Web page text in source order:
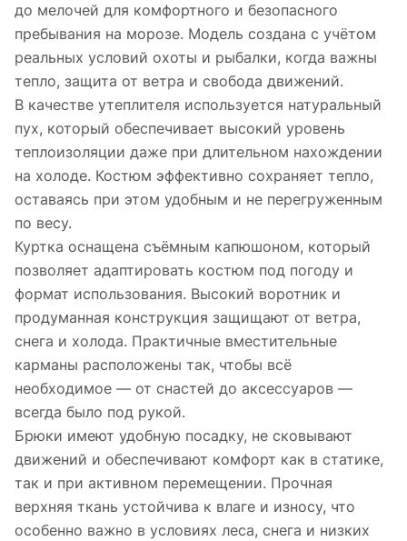
до мелочей для комфортного и безопасного
пребывания на морозе. Модель создана с учётом
реальных условий охоты и рыбалки, когда важны
тепло, защита от ветра и свобода движений.
В качестве утеплителя используется натуральный
пух, который обеспечивает высокий уровень
теплоизоляции даже при длительном нахождении
на холоде. Костюм эффективно сохраняет тепло,
оставаясь при этом удобным и не перегруженным
по весу.
Куртка оснащена съёмным капюшоном, который
позволяет адаптировать костюм под погоду и
формат использования. Высокий воротник и
продуманная конструкция защищают от ветра,
снега и холода. Практичные вместительные
карманы расположены так, чтобы всё
необходимое — от снастей до аксессуаров —
всегда было под рукой.
Брюки имеют удобную посадку, не сковывают
движений и обеспечивают комфорт как в статике,
так и при активном перемещении. Прочная
верхняя ткань устойчива к влаге и износу, что
особенно важно в условиях леса, снега и низких